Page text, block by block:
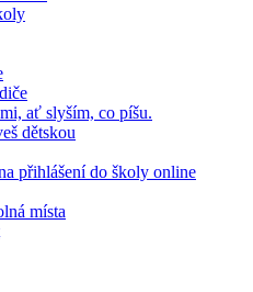
ať slyším, co píšu.
dětskou
přihlášení do školy online
místa